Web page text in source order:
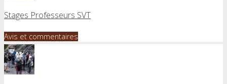
Stages Professeurs SVT
Avis et commentaires